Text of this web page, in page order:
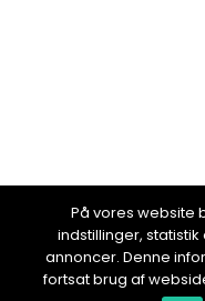
På vores website
indstillinger,
annoncer. Denne
fortsat brug af